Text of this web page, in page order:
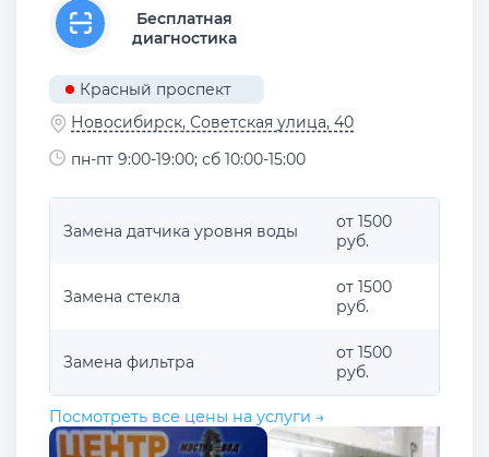
Бесплатная
диагностика
Красный проспект
Новосибирск, Советская улица, 40
пн-пт 9:00-19:00; сб 10:00-15:00
Замена датчика уровня воды
от 1500
руб.
Замена стекла
от 1500
руб.
Замена фильтра
от 1500
руб.
Посмотреть все цены на услуги →